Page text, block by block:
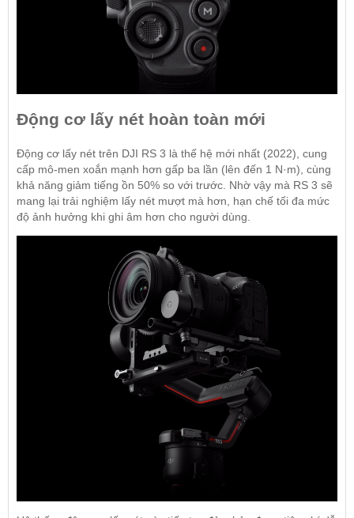
Động cơ lấy nét hoàn toàn mới
Động cơ lấy nét trên DJI RS 3 là thế hệ mới nhất (2022), cung
cấp mô-men xoắn mạnh hơn gấp ba lần (lên đến 1 N·m), cùng
khả năng giảm tiếng ồn 50% so với trước. Nhờ vậy mà RS 3 sẽ
mang lại trải nghiệm lấy nét mượt mà hơn, hạn chế tối đa mức
độ ảnh hưởng khi ghi âm hơn cho người dùng.